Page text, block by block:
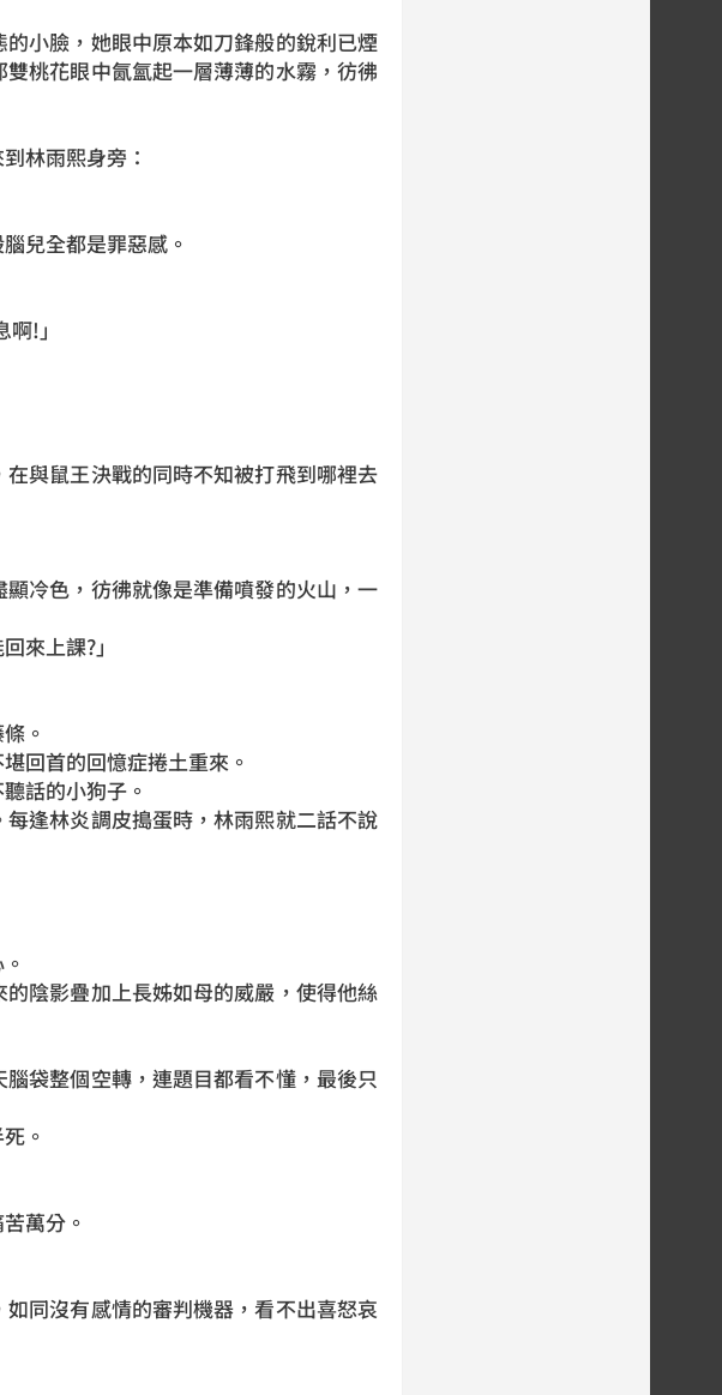
小臉，她眼中原本如刀鋒般的銳利已煙
桃花眼中氤氳起一層薄薄的水霧，彷彿
林雨熙身旁：
兒全都是罪惡感。
!」
與鼠王決戰的同時不知被打飛到哪裡去
冷色，彷彿就像是準備噴發的火山，一
來上課?」
。
回首的回憶症捲土重來。
話的小狗子。
逢林炎調皮搗蛋時，林雨熙就二話不說
陰影疊加上長姊如母的威嚴，使得他絲
袋整個空轉，連題目都看不懂，最後只
。
萬分。
同沒有感情的審判機器，看不出喜怒哀